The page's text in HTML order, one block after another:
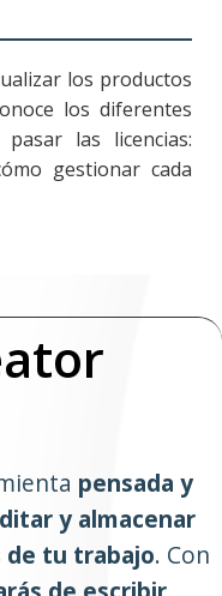
los productos
los diferentes
las licencias:
gestionar cada
pensada y
y almacenar
de tu trabajo. Con